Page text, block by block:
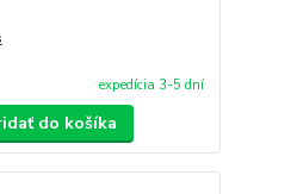
expedícia 3-5 dní
do košíka